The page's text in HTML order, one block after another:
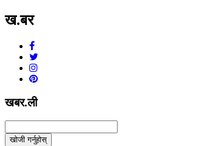
ख.बर
खबर.ली
खोजी गर्नुहोस्